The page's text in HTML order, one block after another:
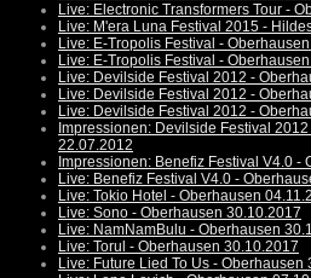
Live: Electronic Transformers Tour -
Live: M'era Luna Festival 2015 -
Live: E-Tropolis Festival -
Live: E-Tropolis Festival -
Live: Devilside Festival 2012 -
Live: Devilside Festival 2012 -
Live: Devilside Festival 2012 -
Impressionen: Devilside Festival
22.07.2012
Impressionen: Benefiz Festival V4.0 -
Live: Benefiz Festival V4.0 -
Live: Tokio Hotel - Oberhausen
Live: Sono - Oberhausen 30.10.2017
Live: NamNamBulu - Oberhausen
Live: Torul - Oberhausen 30.10.2017
Live: Future Lied To Us - Oberhausen